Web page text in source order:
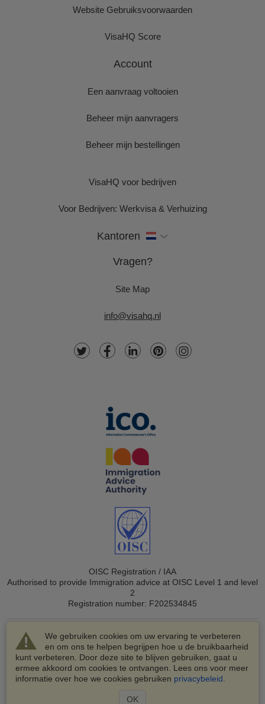
We gebruiken cookies om uw ervaring te verbeteren
en om ons te helpen begrijpen hoe u de bruikbaarheid
kunt verbeteren. Door deze site te blijven gebruiken, gaat u
ermee akkoord om cookies te ontvangen. Lees ons voor meer
informatie over hoe we cookies gebruiken privacybeleid
OK
Website Gebruiksvoorwaarden
VisaHQ Score
Account
Een aanvraag voltooien
Beheer mijn aanvragers
Beheer mijn bestellingen
VisaHQ voor bedrijven
Voor Bedrijven: Werkvisa & Verhuizing
Kantoren
Vragen?
Site Map
info@visahq.nl
OISC Registration / IAA
Authorised to provide Immigration advice at OISC Level 1 and level
2
Registration number: F202534845
© 2003-2026 VisaHQ.com, Inc. Alle rechten voorbehouden.
VisaHQ en het VisaHQ-logo zijn geregistreerde
handelsmerken van VisaHQ.com, Inc.